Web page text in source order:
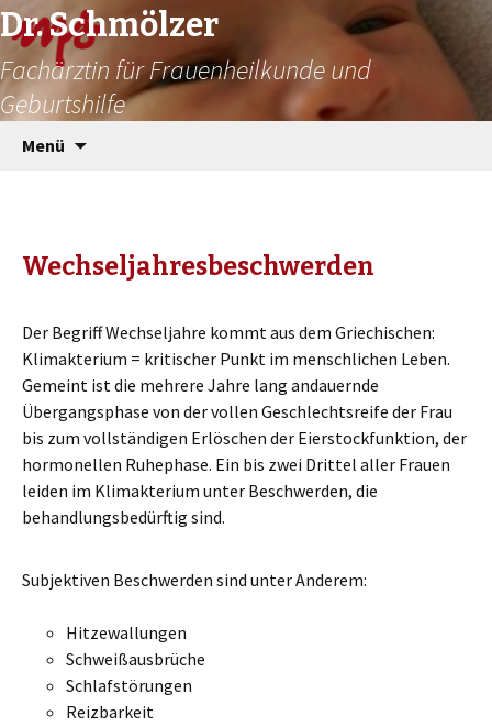
Dr. Schmölzer
Fachärztin für Frauenheilkunde und
Geburtshilfe
Menü
Wechseljahresbeschwerden
Der Begriff Wechseljahre kommt aus dem Griechischen:
Klimakterium = kritischer Punkt im menschlichen Leben.
Gemeint ist die mehrere Jahre lang andauernde
Übergangsphase von der vollen Geschlechtsreife der Frau
bis zum vollständigen Erlöschen der Eierstockfunktion, der
hormonellen Ruhephase. Ein bis zwei Drittel aller Frauen
leiden im Klimakterium unter Beschwerden, die
behandlungsbedürftig sind.
Subjektiven Beschwerden sind unter Anderem:
Hitzewallungen
Schweißausbrüche
Schlafstörungen
Reizbarkeit